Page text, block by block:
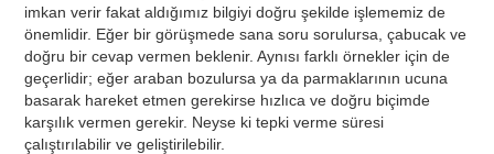
imkan verir fakat aldığımız bilgiyi doğru şekilde işlememiz de
önemlidir. Eğer bir görüşmede sana soru sorulursa, çabucak ve
doğru bir cevap vermen beklenir. Aynısı farklı örnekler için de
geçerlidir; eğer araban bozulursa ya da parmaklarının ucuna
basarak hareket etmen gerekirse hızlıca ve doğru biçimde
karşılık vermen gerekir. Neyse ki tepki verme süresi
çalıştırılabilir ve geliştirilebilir.